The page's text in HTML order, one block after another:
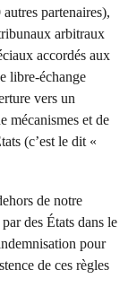
partenaires),
arbitraux
accordés aux
libre-échange
vers un
mécanismes et de
(c’est le dit «
de notre
des États dans le
pour
de ces règles